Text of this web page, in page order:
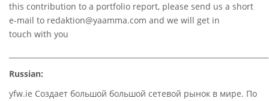
this contribution to a portfolio report, please send us a short
e-mail to redaktion@yaamma.com and we will get in
touch with you
Russian:
yfw.ie Создает большой большой сетевой рынок в мире. По